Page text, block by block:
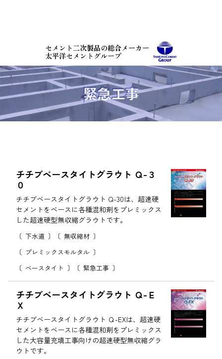
本
文
へ
ス
キ
ッ
セメント二次製品の総合メーカー
太平洋セメントグループ
緊急工事
下水道
無収縮材
プレミックスモルタル
ベースタイト
緊急工事
チチブベースタイトグラウト Ｑ-３
０
チチブベースタイトグラウト Q-30は、超速硬
セメントをベースに各種混和剤をプレミックス
した超速硬型無収縮グラウトです。
チチブベースタイトグラウト Ｑ-Ｅ
Ｘ
チチブベースタイトグラウト Ｑ-EXは、超速硬
セメントをベースに各種混和剤をプレミックス
した大容量充填工事向けの超速硬型無収縮グラ
ウトです。